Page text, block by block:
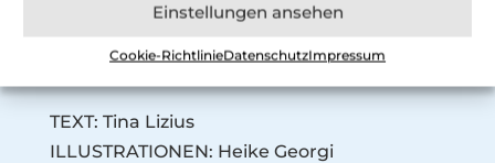
Einstellungen ansehen
Cookie-RichtlinieDatenschutzImpressum
Erstlesebuch Literatur durch Bewegung
erfahrbar.
TEXT: Tina Lizius
ILLUSTRATIONEN: Heike Georgi